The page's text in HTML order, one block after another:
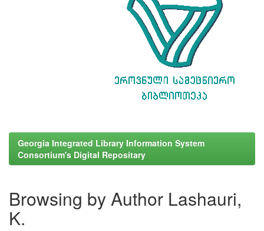
Georgia Integrated Library Information System
Consortium's Digital Repositary
Browsing by Author Lashauri,
K.